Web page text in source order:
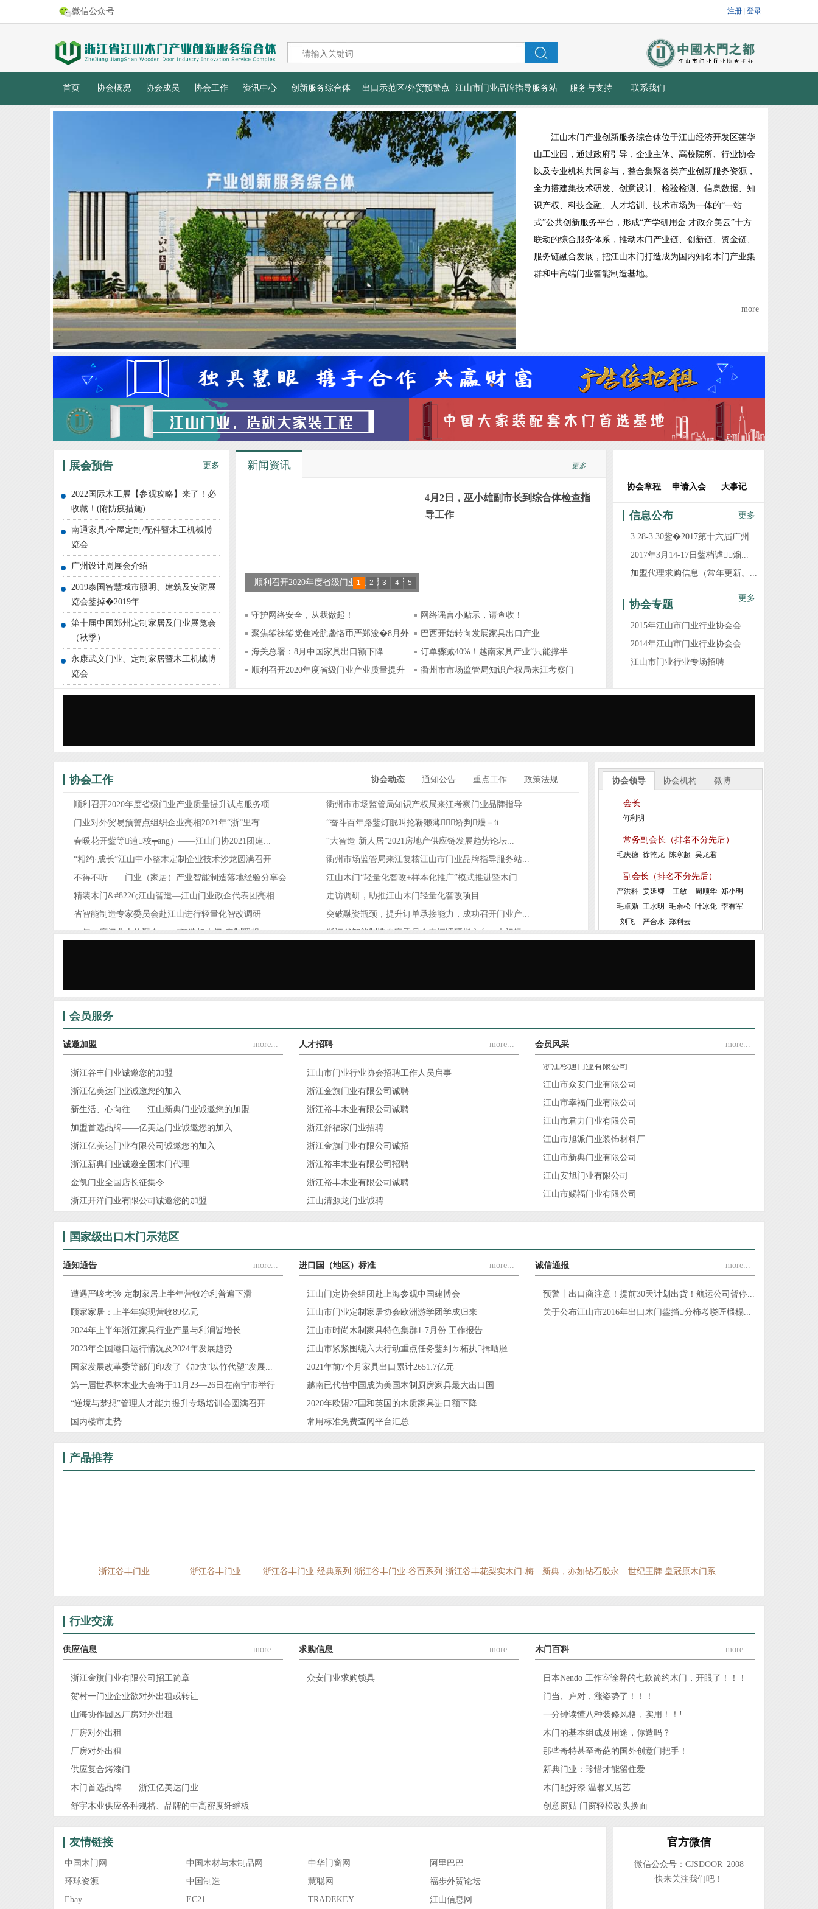
微信公众号
首页 协会概况 协会成员 协会工作 资讯中心 创新服务综合体 出口示范区/外贸预警点 江山市门业品牌指导服务站 服务与支持 联系我们
江山木门产业创新服务综合体位于江山经济开发区莲华
山工业园，通过政府引导，企业主体、高校院所、行业协会
以及专业机构共同参与，整合集聚各类产业创新服务资源，
全力搭建集技术研发、创意设计、检验检测、信息数据、知
识产权、科技金融、人才培训、技术市场为一体的“一站
式”公共创新服务平台，形成“产学研用金 才政介美云”十方
联动的综合服务体系，推动木门产业链、创新链、资金链、
服务链融合发展，把江山木门打造成为国内知名木门产业集
群和中高端门业智能制造基地。
more
展会预告 更多
2022国际木工展【参观攻略】来了！必
收藏！(附防疫措施)
南通家具/全屋定制/配件暨木工机械博
览会
广州设计周展会介绍
2019泰国智慧城市照明、建筑及安防展
览会鈭掉�2019年...
第十届中国郑州定制家居及门业展览会
（秋季）
永康武义门业、定制家居暨木工机械博
览会
新闻资讯 更多
顺利召开2020年度省级门业产业质量提升试
点服务项目成果发布会
1 2 3 4 5
4月2日，巫小雄副市长到综合体检查指
导工作
守护网络安全，从我做起！
网络谣言小贴示，请查收！
聚焦鈭祙鈭党隹凇肮盏恪币严郑浚�8月外
贸...
巴西开始转向发展家具出口产业
海关总署：8月中国家具出口额下降
7.9%！
订单骤减40%！越南家具产业“只能撑半
年”！
顺利召开2020年度省级门业产业质量提升
衢州市市场监管局知识产权局来江考察门
协会章程 申请入会 大事记
信息公布 更多
3.28-3.30鈭�2017第十六届广州...
2017年3月14-17日鈭档谑熘...
加盟代理求购信息（常年更新。...
协会专题
更多
2015年江山市门业行业协会会...
2014年江山市门业行业协会会...
江山市门业行业专场招聘
协会工作 协会动态 通知公告 重点工作 政策法规
顺利召开2020年度省级门业产业质量提升试点服务项...
衢州市市场监管局知识产权局来江考察门业品牌指导...
门业对外贸易预警点组织企业亮相2021年“浙”里有...
“奋斗百年路鈭灯艉叫抡鞒獭薄矫判熳＝ǖ...
春暖花开鈭等逋校╤ang）——江山门协2021团建...
“大智造·新人居”2021房地产供应链发展趋势论坛...
“相约·成长”江山中小整木定制企业技术沙龙圆满召开
衢州市场监管局来江复核江山市门业品牌指导服务站...
不得不听——门业（家居）产业智能制造落地经验分享会
江山木门“轻量化智改+样本化推广”模式推进暨木门...
精装木门&#8226;江山智造—江山门业政企代表团亮相...
走访调研，助推江山木门轻量化智改项目
省智能制造专家委员会赴江山进行轻量化智改调研
突破融资瓶颈，提升订单承接能力，成功召开门业产...
一年一度门业人的聚会——“智造好木门·定制理想...
浙江省智能制造专家委员会来江调研指方向：木门轻...
协会领导 协会机构 微博
会长
何利明
常务副会长（排名不分先后）
毛庆德 徐乾龙 陈寒超 吴龙君
副会长（排名不分先后）
严洪科 姜延卿 王敏 周顺华 郑小明
毛卓勋 王水明 毛余松 叶冰化 李有军
刘飞
严合水 郑利云
会员服务
诚邀加盟 more...
浙江谷丰门业诚邀您的加盟
浙江亿美达门业诚邀您的加入
新生活、心向往——江山新典门业诚邀您的加盟
加盟首选品牌——亿美达门业诚邀您的加入
浙江亿美达门业有限公司诚邀您的加入
浙江新典门业诚邀全国木门代理
金凯门业全国店长征集令
浙江开洋门业有限公司诚邀您的加盟
人才招聘 more...
江山市门业行业协会招聘工作人员启事
浙江金旗门业有限公司诚聘
浙江裕丰木业有限公司诚聘
浙江舒福家门业招聘
浙江金旗门业有限公司诚招
浙江裕丰木业有限公司招聘
浙江裕丰木业有限公司诚聘
江山清源龙门业诚聘
会员风采 more...
浙江旗邦门业有限公司
江山市佳梦圆装饰材料厂
浙江杭派门业有限公司
江山市方圆和门业有限公司
江山市帝昂装饰材料有限公司
江山市嘉启富门业有限公司
浙江安若家居有限公司
浙江雅迪乐木业有限公司
江山市盼森门业有限公司
江山千禧门业有限公司
江山金纳福门业有限公司
浙江圣凯斯家居有限公司
江山乐巢门业有限公司
浙江江山馨派家居有限公司
江山市轩家门业有限公司
浙江全威家居有限公司
江山市赢顺门业有限公司
江山市众安门业有限公司
江山市坤裕门业有限公司
江山市佳梦圆装饰材料厂
浙江欧嘉门业有限公司
浙江王牌门业有限公司
浙江金凯门业有限责任公司
浙江江山五福门业有限公司
江山欧派门业股份有限公司
江山市全品世纪门业有限公司
浙江强派门业有限公司
浙江旗邦门业有限公司
江山市佳梦圆装饰材料厂
浙江杭派门业有限公司
江山市方圆和门业有限公司
国家级出口木门示范区
通知通告 more...
遭遇严峻考验 定制家居上半年营收净利普遍下滑
顾家家居：上半年实现营收89亿元
2024年上半年浙江家具行业产量与利润皆增长
2023年全国港口运行情况及2024年发展趋势
国家发展改革委等部门印发了《加快“以竹代塑”发展...
第一届世界林木业大会将于11月23—26日在南宁市举行
“逆境与梦想”管理人才能力提升专场培训会圆满召开
国内楼市走势
进口国（地区）标准 more...
江山门定协会组团赴上海参观中国建博会
江山市门业定制家居协会欧洲游学团学成归来
江山市时尚木制家具特色集群1-7月份 工作报告
江山市紧紧围绕六大行动重点任务鈭到ㄉ柘执揖哂胫...
2021年前7个月家具出口累计2651.7亿元
越南已代替中国成为美国木制厨房家具最大出口国
2020年欧盟27国和英国的木质家具进口额下降
常用标准免费查阅平台汇总
诚信通报 more...
预警丨出口商注意！提前30天计划出货！航运公司暂停...
关于公布江山市2016年出口木门鈭挡分柿考喽匠椴榻...
产品推荐
浙江谷丰门业 浙江谷丰门业 浙江谷丰门业-经典系列 浙江谷丰门业-谷百系列 浙江谷丰花梨实木门-梅
新典，亦如钻石般永
世纪王牌 皇冠原木门系
行业交流
供应信息 more...
浙江金旗门业有限公司招工简章
贺村一门业企业欲对外出租或转让
山海协作园区厂房对外出租
厂房对外出租
厂房对外出租
供应复合烤漆门
木门首选品牌——浙江亿美达门业
舒宇木业供应各种规格、品牌的中高密度纤维板
求购信息 more...
众安门业求购锁具
木门百科 more...
日本Nendo 工作室诠释的七款简约木门，开眼了！！！
门当、户对，涨姿势了！！！
一分钟读懂八种装修风格，实用！！!
木门的基本组成及用途，你造吗？
那些奇特甚至奇葩的国外创意门把手！
新典门业：珍惜才能留住爱
木门配好漆 温馨又居艺
创意窗贴 门窗轻松改头换面
友情链接
中国木门网 中国木材与木制品网 中华门窗网
阿里巴巴
环球资源
中国制造 慧聪网
福步外贸论坛
Ebay
EC21 TRADEKEY 江山信息网
官方微信
微信公众号：CJSDOOR_2008
快来关注我们吧！